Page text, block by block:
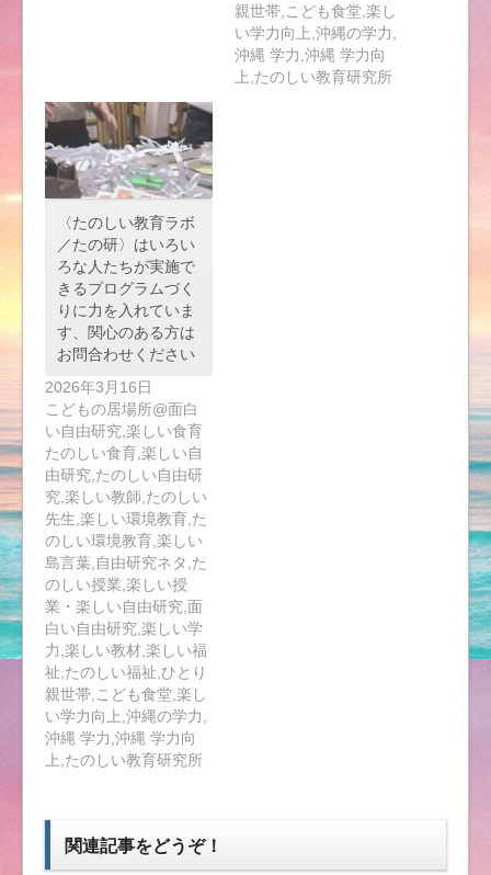
親世帯,こども食堂,楽し
い学力向上,沖縄の学力,
沖縄 学力,沖縄 学力向
上,たのしい教育研究所
〈たのしい教育ラボ
／たの研〉はいろい
ろな人たちが実施で
きるプログラムづく
りに力を入れていま
す、関心のある方は
お問合わせください
2026年3月16日
こどもの居場所@面白
い自由研究,楽しい食育
たのしい食育,楽しい自
由研究,たのしい自由研
究,楽しい教師,たのしい
先生,楽しい環境教育,た
のしい環境教育,楽しい
島言葉,自由研究ネタ,た
のしい授業,楽しい授
業・楽しい自由研究,面
白い自由研究,楽しい学
力,楽しい教材,楽しい福
祉,たのしい福祉,ひとり
親世帯,こども食堂,楽し
い学力向上,沖縄の学力,
沖縄 学力,沖縄 学力向
上,たのしい教育研究所
関連記事をどうぞ！